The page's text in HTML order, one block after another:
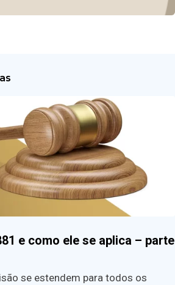
e como ele se aplica – parte
se estendem para todos os